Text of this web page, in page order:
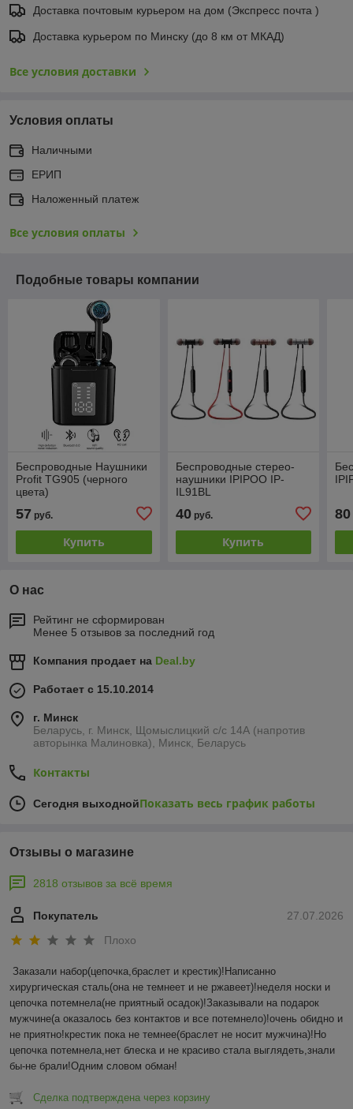
Доставка почтовым курьером на дом (Экспресс почта )
Доставка курьером по Минску (до 8 км от МКАД)
Все условия доставки
Условия оплаты
Наличными
ЕРИП
Наложенный платеж
Все условия оплаты
Подобные товары компании
Беспроводные Наушники
Profit TG905 (черного
цвета)
57 руб.
Купить
Беспроводные стерео-
наушники IPIPOO IP-
IL91BL
40руб.
Купить
80
О нас
Рейтинг не сформирован
Менее 5 отзывов за последний год
Компания продает на Deal.by
Работает с 15.10.2014
г. Минск
Беларусь, г. Минск, Щомыслицкий с/с 14А (напротив
авторынка Малиновка), Минск, Беларусь
Контакты
Сегодня выходнойПоказать весь график работы
Отзывы о магазине
2818 отзывов за всё время
27.07.2026
Покупатель
Плохо
Заказали набор(цепочка,браслет и крестик)!Написанно
хирургическая сталь(она не темнеет и не ржавеет)!неделя носки и
цепочка потемнела(не приятный осадок)!Заказывали на подарок
мужчине(а оказалось без контактов и все потемнело)!очень обидно и
не приятно!крестик пока не темнее(браслет не носит мужчина)!Но
цепочка потемнела,нет блеска и не красиво стала выглядеть,знали
бы-не брали!Одним словом обман!
Сделка подтверждена через корзину